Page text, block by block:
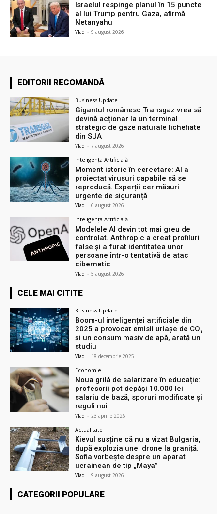
Israelul respinge planul în 15 puncte
al lui Trump pentru Gaza, afirmă
Netanyahu
Vlad - 9 august 2026
EDITORII RECOMANDĂ
Business Update
Gigantul românesc Transgaz vrea să
devină acționar la un terminal
strategic de gaze naturale lichefiate
din SUA
Vlad - 7 august 2026
Inteligența Artificială
Moment istoric în cercetare: AI a
proiectat virusuri capabile să se
reproducă. Experții cer măsuri
urgente de siguranță
Vlad - 6 august 2026
Inteligența Artificială
Modelele AI devin tot mai greu de
controlat. Anthropic a creat profiluri
false și a furat identitatea unor
persoane într-o tentativă de atac
cibernetic
Vlad - 5 august 2026
CELE MAI CITITE
Business Update
Boom-ul inteligenței artificiale din
2025 a provocat emisii uriașe de CO₂
și un consum masiv de apă, arată un
studiu
Vlad - 18 decembrie 2025
Economie
Noua grilă de salarizare în educație:
profesorii pot depăși 10.000 lei
salariu de bază, sporuri modificate și
reguli noi
Vlad - 23 aprilie 2026
Actualitate
Kievul susține că nu a vizat Bulgaria,
după explozia unei drone la graniță.
Sofia vorbește despre un aparat
ucrainean de tip „Maya”
Vlad - 9 august 2026
CATEGORII POPULARE